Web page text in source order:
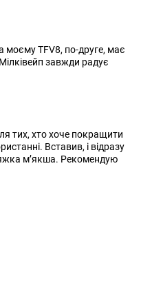
TFV8, по-друге, має
завжди радує
тих, хто хоче покращити
Вставив, і відразу
м’якша. Рекомендую